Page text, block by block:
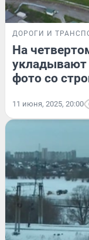
ДОРОГИ И
На
фото со
11 июня, 2025, 20:00